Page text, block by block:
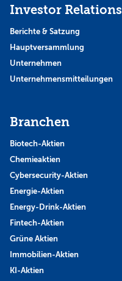
Investor Relations
Berichte & Satzung
Hauptversammlung
Unternehmen
Unternehmensmitteilungen
Branchen
Biotech-Aktien
Chemieaktien
Cybersecurity-Aktien
Energie-Aktien
Energy-Drink-Aktien
Fintech-Aktien
Grüne Aktien
Immobilien-Aktien
KI-Aktien